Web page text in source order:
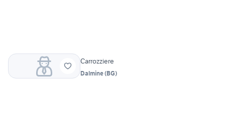
Carrozziere
Dalmine(BG)